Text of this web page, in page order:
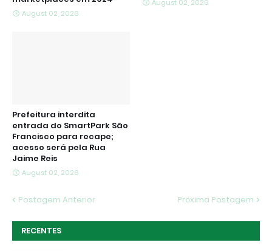
August 02, 2026
August 02, 2026
Prefeitura interdita
entrada do SmartPark São
Francisco para recape;
acesso será pela Rua
Jaime Reis
August 02, 2026
Postagem Anterior Próxima Postagem
RECENTES